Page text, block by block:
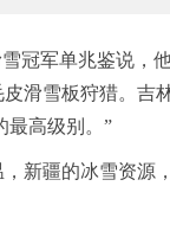
冠军单兆鉴说
滑雪板狩猎。
最高级别。”
新疆的冰雪资